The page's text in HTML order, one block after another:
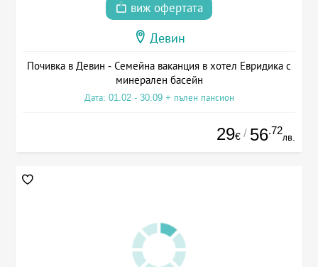
виж офертата
Девин
Почивка в Девин - Семейна ваканция в хотел Евридика с
минерален басейн
Дата: 01.02 - 30.09 + пълен пансион
29€ / 56.72
лв.